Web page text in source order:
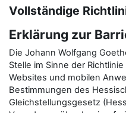
Vollständige
Erklärung zur
Die Johann Wolfgang
Stelle im Sinne der
Websites und mobilen
Bestimmungen des
Gleichstellungsgesetz